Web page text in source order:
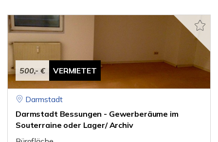
500,- € VERMIETET
Darmstadt
Darmstadt Bessungen - Gewerberäume im
Souterraine oder Lager/ Archiv